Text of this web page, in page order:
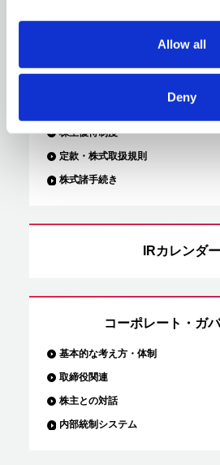
Allow all
Deny
資本金・発行済株式総数
株主優待制度
定款・株式取扱規則
株式諸手続き
IRカレンダー
コーポレート・ガ
基本的な考え方・体制
取締役関連
株主との対話
内部統制システム